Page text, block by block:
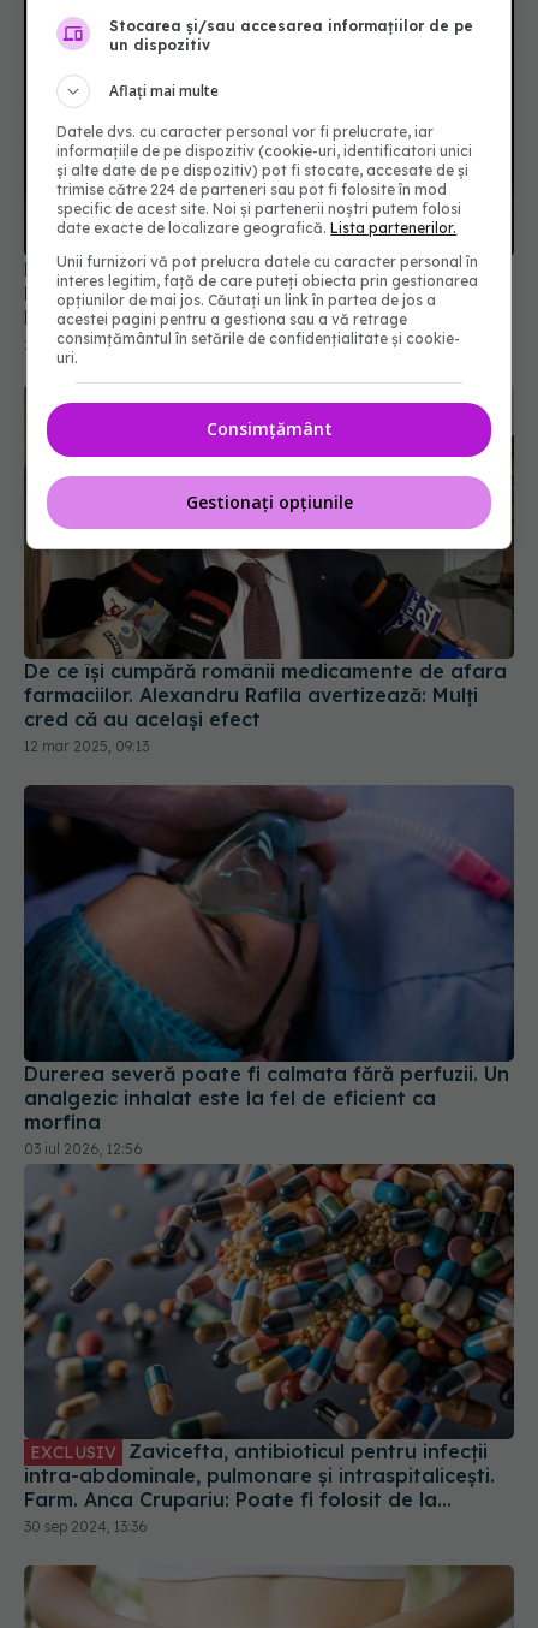
BPOC, boala care afectează plămânii și
buzunarele pacienților. Florin Mihălţan face apel:
România compensează doar 50% din tratament
20 noi 2024, 13:21
De ce își cumpără românii medicamente de afara
farmaciilor. Alexandru Rafila avertizează: Mulți
cred că au același efect
12 mar 2025, 09:13
Durerea severă poate fi calmata fără perfuzii. Un
analgezic inhalat este la fel de eficient ca
morfina
03 iul 2026, 12:56
EXCLUSIV
intra-abdominale, pulmonare și intraspitalicești.
Farm. Anca Crupariu: Poate fi folosit de la
naștere
30 sep 2024, 13:36
Stocarea și/sau accesarea informațiilor de pe
un dispozitiv
Aflați mai multe
Datele dvs. cu caracter personal vor fi prelucrate, iar
informațiile de pe dispozitiv (cookie-uri, identificatori unici
și alte date de pe dispozitiv) pot fi stocate, accesate de și
trimise către 224 de parteneri sau pot fi folosite în mod
specific de acest site. Noi și partenerii noștri putem folosi
date exacte de localizare geografică.Lista partenerilor.
Unii furnizori vă pot prelucra datele cu caracter personal în
interes legitim, față de care puteți obiecta prin gestionarea
opțiunilor de mai jos. Căutați un link în partea de jos a
acestei pagini pentru a gestiona sau a vă retrage
consimțământul în setările de confidențialitate și cookie-
uri.
Consimțământ
Gestionați opțiunile